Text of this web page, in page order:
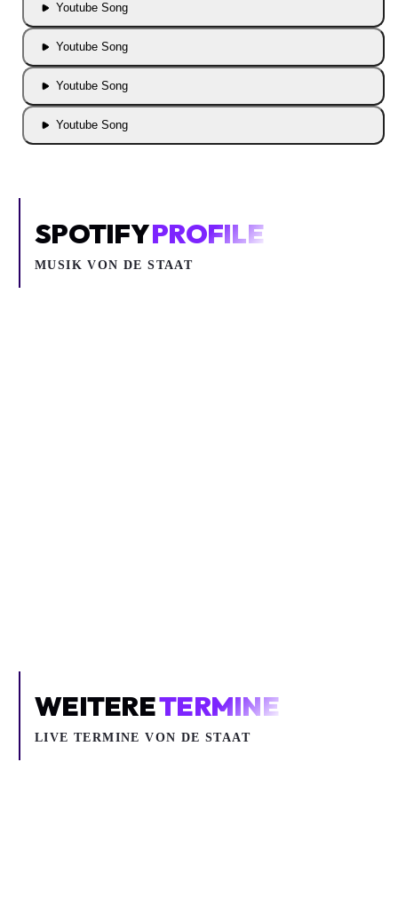
Youtube Song
Youtube Song
Youtube Song
Youtube Song
SPOTIFYPROFILE
MUSIK VONDE STAAT
WEITERETERMINE
LIVE TERMINE VON DE STAAT